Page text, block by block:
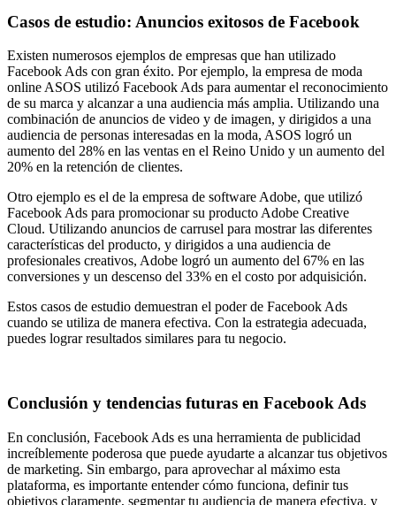
Casos de estudio: Anuncios exitosos de Facebook
Existen numerosos ejemplos de empresas que han utilizado
Facebook Ads con gran éxito. Por ejemplo, la empresa de moda
online ASOS utilizó Facebook Ads para aumentar el reconocimiento
de su marca y alcanzar a una audiencia más amplia. Utilizando una
combinación de anuncios de video y de imagen, y dirigidos a una
audiencia de personas interesadas en la moda, ASOS logró un
aumento del 28% en las ventas en el Reino Unido y un aumento del
20% en la retención de clientes.
Otro ejemplo es el de la empresa de software Adobe, que utilizó
Facebook Ads para promocionar su producto Adobe Creative
Cloud. Utilizando anuncios de carrusel para mostrar las diferentes
características del producto, y dirigidos a una audiencia de
profesionales creativos, Adobe logró un aumento del 67% en las
conversiones y un descenso del 33% en el costo por adquisición.
Estos casos de estudio demuestran el poder de Facebook Ads
cuando se utiliza de manera efectiva. Con la estrategia adecuada,
puedes lograr resultados similares para tu negocio.
Conclusión y tendencias futuras en Facebook Ads
En conclusión, Facebook Ads es una herramienta de publicidad
increíblemente poderosa que puede ayudarte a alcanzar tus objetivos
de marketing. Sin embargo, para aprovechar al máximo esta
plataforma, es importante entender cómo funciona, definir tus
objetivos claramente, segmentar tu audiencia de manera efectiva, y